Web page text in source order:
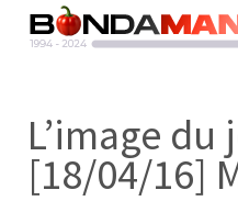
L’image du
[18/04/16]